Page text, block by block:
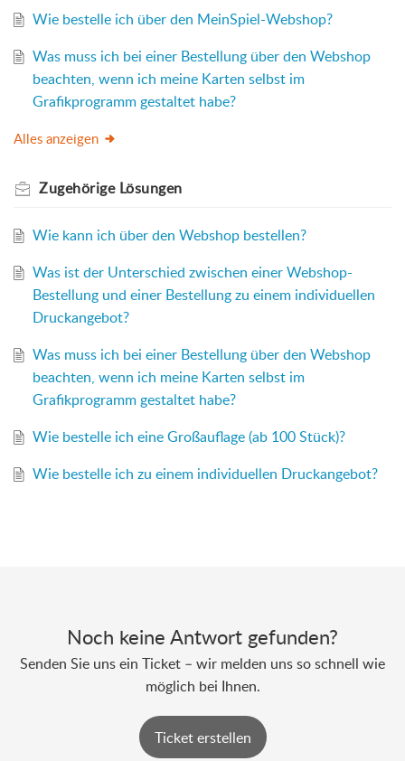
Wie bestelle ich über den MeinSpiel-Webshop?
Was muss ich bei einer Bestellung über den Webshop
beachten, wenn ich meine Karten selbst im
Grafikprogramm gestaltet habe?
Alles anzeigen
Zugehörige Lösungen
Wie kann ich über den Webshop bestellen?
Was ist der Unterschied zwischen einer Webshop-
Bestellung und einer Bestellung zu einem individuellen
Druckangebot?
Was muss ich bei einer Bestellung über den Webshop
beachten, wenn ich meine Karten selbst im
Grafikprogramm gestaltet habe?
Wie bestelle ich eine Großauflage (ab 100 Stück)?
Wie bestelle ich zu einem individuellen Druckangebot?
Noch keine Antwort gefunden?
Senden Sie uns ein Ticket – wir melden uns so schnell wie
möglich bei Ihnen.
Ticket erstellen